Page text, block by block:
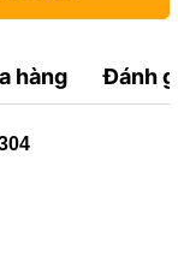
hàng Đánh